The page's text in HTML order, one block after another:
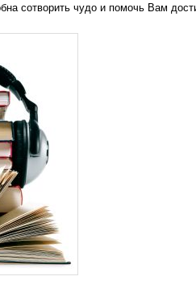
сотворить чудо и помочь Вам